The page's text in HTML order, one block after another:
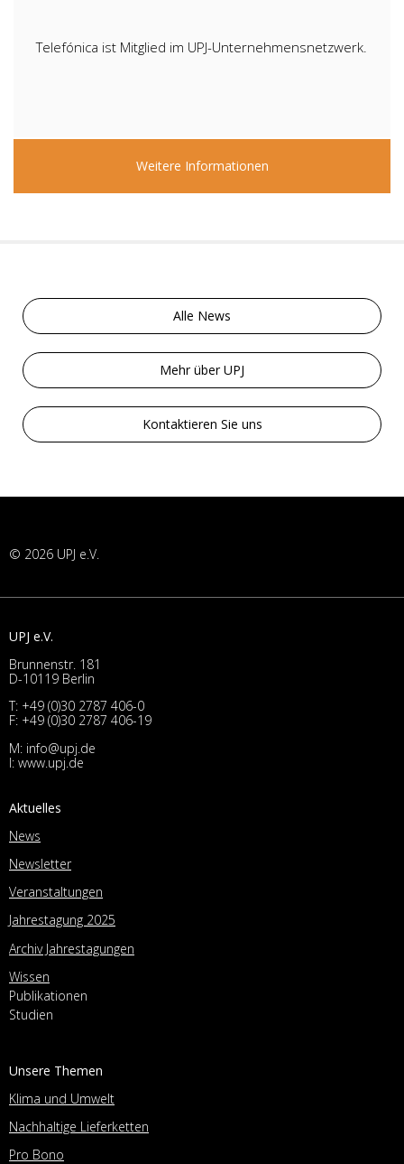
Telefónica ist Mitglied im UPJ-Unternehmensnetzwerk.
Weitere Informationen
Alle News
Mehr über UPJ
Kontaktieren Sie uns
© 2026 UPJ e.V.
UPJ e.V.
Brunnenstr. 181
D-10119 Berlin
T: +49 (0)30 2787 406-0
F: +49 (0)30 2787 406-19
M: info@upj.de
I: www.upj.de
Aktuelles
News
Newsletter
Veranstaltungen
Jahrestagung 2025
Archiv Jahrestagungen
Wissen
Publikationen
Studien
Unsere Themen
Klima und Umwelt
Nachhaltige Lieferketten
Pro Bono